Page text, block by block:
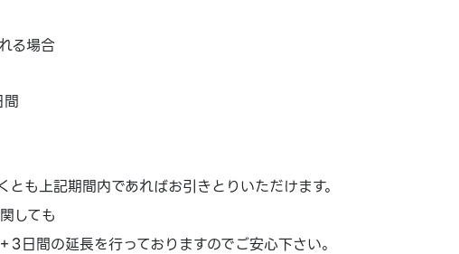
る場合
も上記期間内であればお引きとりいただけます。
しても
日間の延長を行っておりますのでご安心下さい。